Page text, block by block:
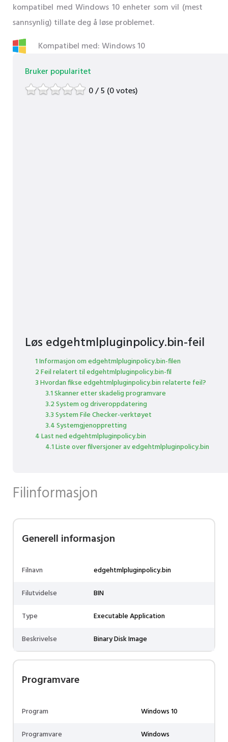
kompatibel med Windows 10 enheter som vil (mest
sannsynlig) tillate deg å løse problemet.
Kompatibel med: Windows 10
Bruker popularitet
0 / 5 (0 votes)
Løs edgehtmlpluginpolicy.bin-feil
1 Informasjon om edgehtmlpluginpolicy.bin-filen
2 Feil relatert til edgehtmlpluginpolicy.bin-fil
3 Hvordan fikse edgehtmlpluginpolicy.bin relaterte feil?
3.1 Skanner etter skadelig programvare
3.2 System og driveroppdatering
3.3 System File Checker-verktøyet
3.4 Systemgjenoppretting
4 Last ned edgehtmlpluginpolicy.bin
4.1 Liste over filversjoner av edgehtmlpluginpolicy.bin
Filinformasjon
Generell informasjon
Filnavn
edgehtmlpluginpolicy.bin
Filutvidelse
BIN
Type
Executable Application
Beskrivelse
Binary Disk Image
Programvare
Program
Windows 10
Programvare
Windows